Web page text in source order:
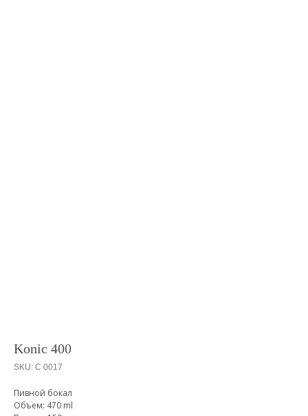
Konic 400
SKU: C 0017
Пивной бокал
Объем: 470 ml